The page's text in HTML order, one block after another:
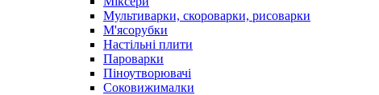
Мультиварки, скороварки, рисоварки
М'ясорубки
Настільні плити
Пароварки
Піноутворювачі
Соковижималки